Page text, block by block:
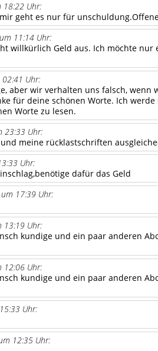
18:22 Uhr:
geht es nur für
11:14 Uhr:
willkürlich Geld aus. Ich möchte nur
Uhr:
aber wir verhalten uns falsch, wenn
für deine schönen Worte. Ich
Worte zu lesen.
23:33 Uhr:
meine rücklastschriften
Uhr:
dafür das Geld
17:39 Uhr:
13:19 Uhr:
kundige und ein paar anderen
12:06 Uhr:
kundige und ein paar anderen
Uhr:
12:35 Uhr: